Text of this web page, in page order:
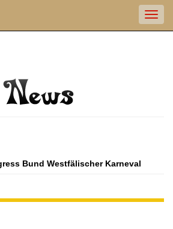
Bund Westfälischer Karneval